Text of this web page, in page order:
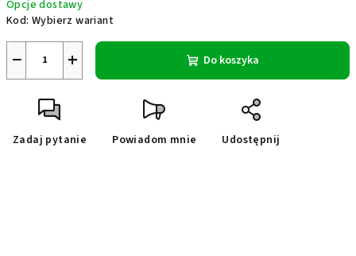
Opcje dostawy
Kod: Wybierz wariant
+
− Do koszyka
Zadaj pytanie Powiadom mnie Udostępnij